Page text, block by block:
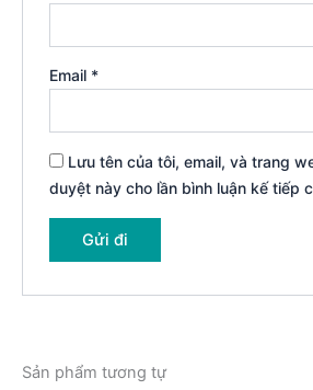
Email *
Lưu tên của tôi, email, và trang
duyệt này cho lần bình luận kế tiếp
Sản phẩm tương tự